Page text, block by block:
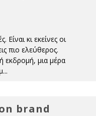
Είναι κι εκείνες οι
πιο ελεύθερος.
εκδρομή, μια μέρα
...
brand